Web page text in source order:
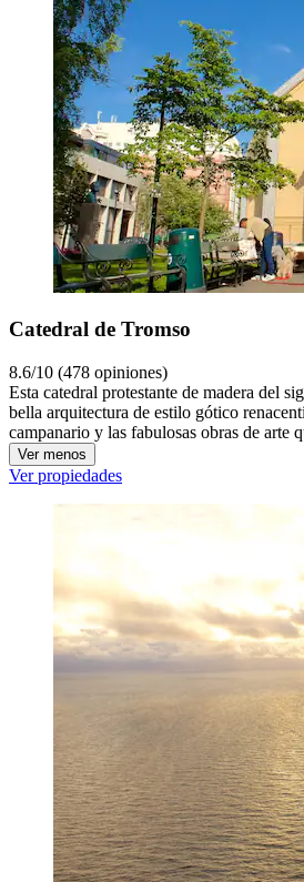
Catedral de Tromso
8.6/10 (478 opiniones)
Esta catedral protestante de madera del
bella arquitectura de estilo gótico
campanario y las fabulosas obras de arte
Ver menos
Ver propiedades